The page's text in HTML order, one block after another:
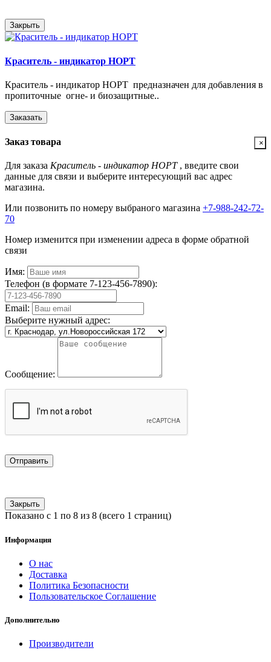
Закрыть
Краситель - индикатор НОРТ
Краситель - индикатор НОРТ предназначен для добавления в
пропиточные огне- и биозащитные..
Заказать
×
Заказ товара
Для заказа Краситель - индикатор НОРТ , введите свои
данные для связи и выберите интересующий вас адрес
магазина.
Или позвонить по номеру выбраного магазина +7-988-242-72-
70
Номер изменится при изменении адреса в форме обратной
связи
Имя:
Телефон (в формате 7-123-456-7890):
Email:
Выберите нужный адрес:
Сообщение:
Отправить
Закрыть
Показано с 1 по 8 из 8 (всего 1 страниц)
Информация
О нас
Доставка
Политика Безопасности
Пользовательское Соглашение
Дополнительно
Производители